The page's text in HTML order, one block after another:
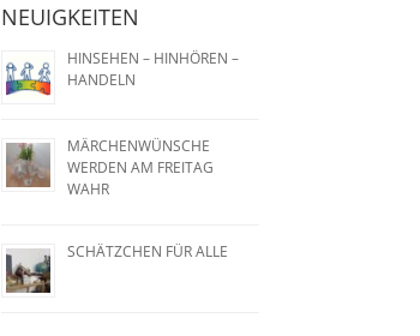
NEUIGKEITEN
HINSEHEN – HINHÖREN –
HANDELN
MÄRCHENWÜNSCHE
WERDEN AM FREITAG
WAHR
SCHÄTZCHEN FÜR ALLE